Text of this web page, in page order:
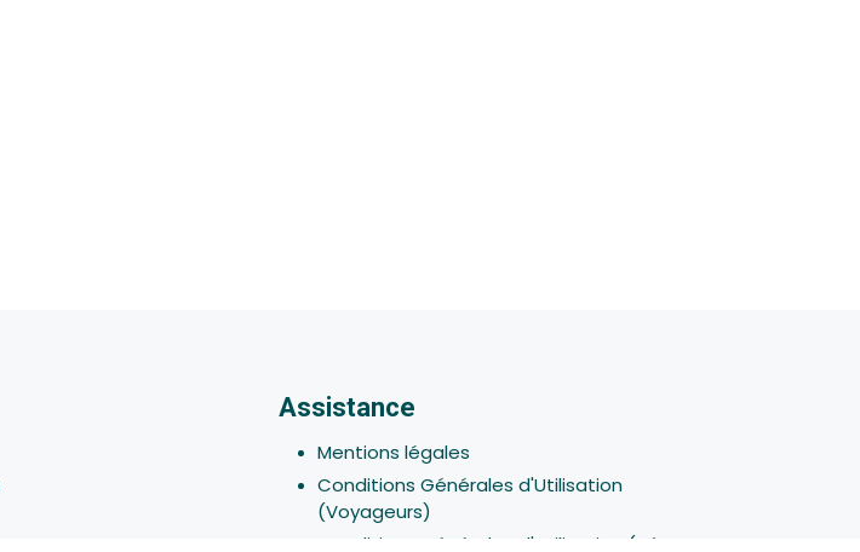
Assistance
Mentions légales
Conditions Générales d'Utilisation
(Voyageurs)
Conditions Générales d'Utilisation (Hôtes -